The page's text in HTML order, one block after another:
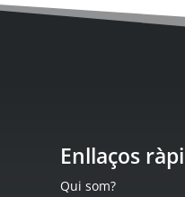
Enllaços
Qui som?